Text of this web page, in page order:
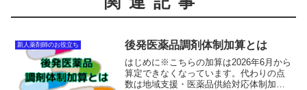
新人薬剤師のお役立ち 後発医薬品調剤体制加算とは
はじめに※こちらの加算は2026年6月から
算定できなくなっています。代わりの点
数は地域支援・医薬品供給対応体制加算